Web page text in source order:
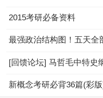
2015考研必备资料
[回馈论坛] 马哲毛中特史
新概念考研必背36篇(彩